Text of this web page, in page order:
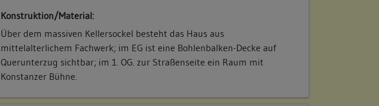
Konstruktion/Material:
Über dem massiven Kellersockel besteht das Haus aus
mittelalterlichem Fachwerk; im EG ist eine Bohlenbalken-Decke auf
Querunterzug sichtbar; im 1. OG. zur Straßenseite ein Raum mit
Konstanzer Bühne.